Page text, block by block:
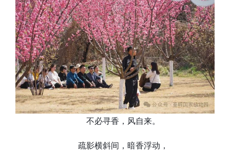
不必寻香，风自来。
疏影横斜间，暗香浮动，